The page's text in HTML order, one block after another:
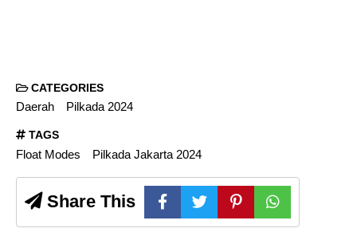
CATEGORIES
Daerah Pilkada 2024
TAGS
Float Modes Pilkada Jakarta 2024
Share This